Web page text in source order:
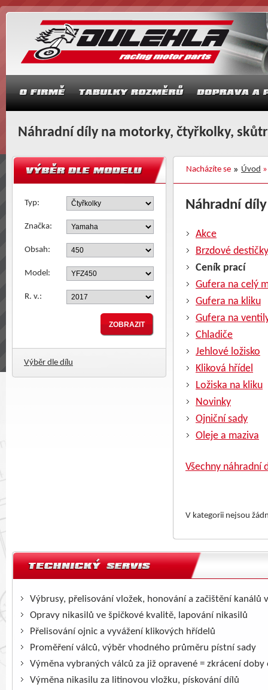
Náhradní díly na motorky, čtyřkolky,
Nacházíte se Úvod
Typ:
Značka:
Obsah:
Model:
R. v.:
Výběr dle dílu
Náhradní
Akce
Brzdové destičky
Ceník prací
Gufera na celý
Gufera na kliku
Gufera na
Chladiče
Jehlové ložisko
Kliková hřídel
Ložiska na kliku
Novinky
Ojniční sady
Oleje a maziva
Všechny náhradní
V kategorii nejsou
Výbrusy, přelisování vložek, honování a začištění kanálů
Opravy nikasilů ve špičkové kvalitě, lapování nikasilů
Přelisování ojnic a vyvážení klikových hřídelů
Proměření válců, výběr vhodného průměru pístní sady
Výměna vybraných válců za již opravené = zkrácení doby
Výměna nikasilu za litinovou vložku, pískování dílů